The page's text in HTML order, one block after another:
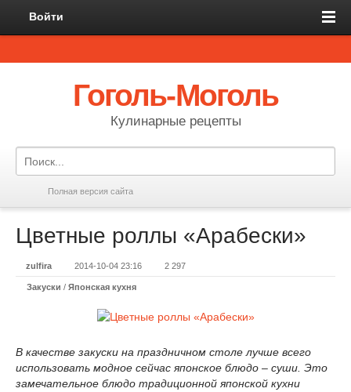
Войти
Гоголь-Моголь
Кулинарные рецепты
Полная версия сайта
Цветные роллы «Арабески»
zulfira 2014-10-04 23:16 2 297
Закуски / Японская кухня
В качестве закуски на праздничном столе лучше всего
использовать модное сейчас японское блюдо – суши. Это
замечательное блюдо традиционной японской кухни